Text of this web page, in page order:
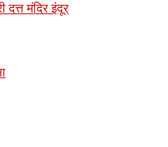
दत्त मंदिर इंदूर